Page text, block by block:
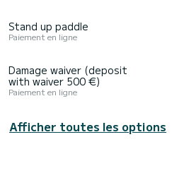
Stand up paddle
Paiement en ligne
Damage waiver (deposit
with waiver 500 €)
Paiement en ligne
Afficher toutes les options